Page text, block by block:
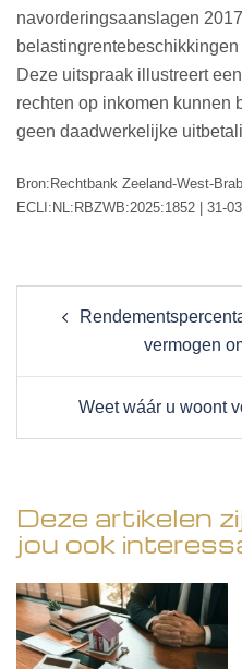
navorderingsaanslagen
Deze uitspraak illustreert
rechten op inkomen kunnen
geen daadwerkelijke
Bron:Rechtbank Zeeland-West-
ECLI:NL:RBZWB:2025:1852 | 31-
Post
navigation
vermogen
Weet wáár u woont
Deze artikelen
jou ook